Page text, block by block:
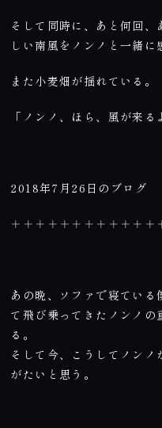
そして同時に、あと何回、
しい南風をノンノと一緒に
また小麦畑が揺れている。
「ノンノ、ほら、風が来る
2018年7月26日のブログ
＋＋＋＋＋＋＋＋＋＋＋＋
あの晩、ソファで寝ている
て飛び乗ってきたノンノの
る。
そして今、こうしてノンノ
がたいと思う。